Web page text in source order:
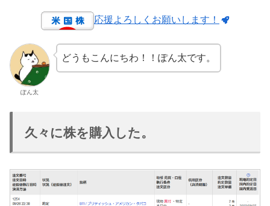
応援よろしくお願いします！
ぽん太
どうもこんにちわ！！ぽん太です。
久々に株を購入した。